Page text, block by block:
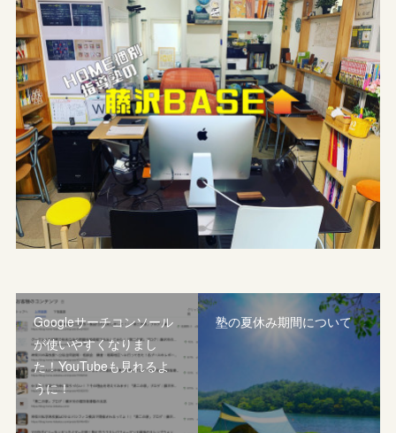
Googleサーチコンソール
が使いやすくなりまし
た！YouTubeも見れるよ
うに！
塾の夏休み期間について